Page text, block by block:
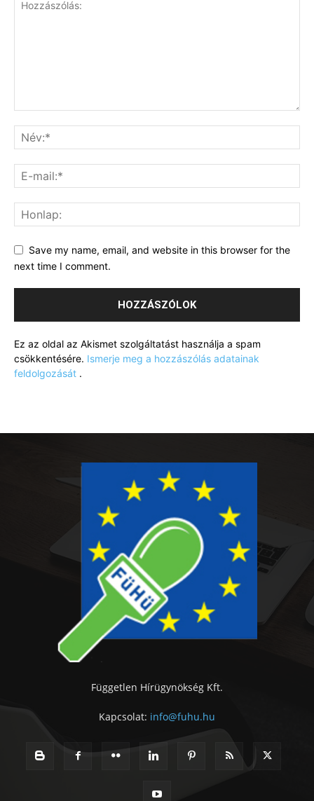
Save my name, email, and website in this browser for the
next time I comment.
Ez az oldal az Akismet szolgáltatást használja a spam
csökkentésére. Ismerje meg a hozzászólás adatainak
feldolgozását .
Független Hírügynökség Kft.
Kapcsolat: info@fuhu.hu